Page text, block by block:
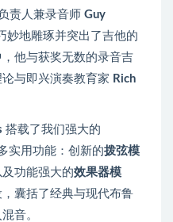
责人兼录音师 Guy
妙地雕琢并突出了吉他的
他与获奖无数的录音吉
与即兴演奏教育家 Rich
搭载了我们强大的
实用功能：创新的拨弦模
及功能强大的效果器模
囊括了经典与现代布鲁
音。